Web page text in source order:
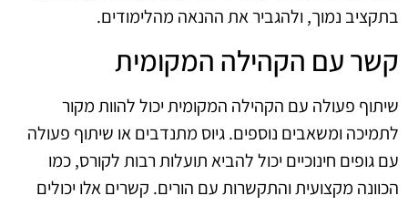
בתקציב נמוך, ולהגביר את ההנאה מהלימודים.
קשר עם הקהילה המקומית
שיתוף פעולה עם הקהילה המקומית יכול להוות מקור
לתמיכה ומשאבים נוספים. גיוס מתנדבים או שיתוף פעולה
עם גופים חינוכיים יכול להביא תועלות רבות לקורס, כמו
הכוונה מקצועית והתקשרות עם הורים. קשרים אלו יכולים